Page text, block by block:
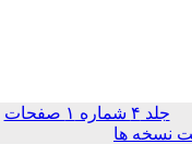
جلد ۴ شماره ۱ صفحات
ها